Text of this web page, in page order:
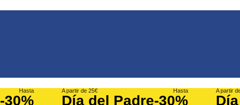
Hasta
-30%
A partir de 25€
Día del Padre
Hasta
-30%
A partir